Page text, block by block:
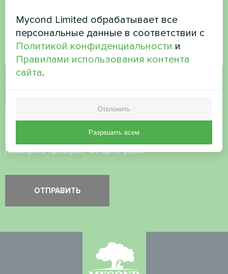
Пожалуйста, проверьте, что вы не робот.
Mycond Limited обрабатывает все
персональные данные в соответствии с
Политикой конфиденциальности и
Правилами использования контента
сайта.
Отклонить
Разрешить всем